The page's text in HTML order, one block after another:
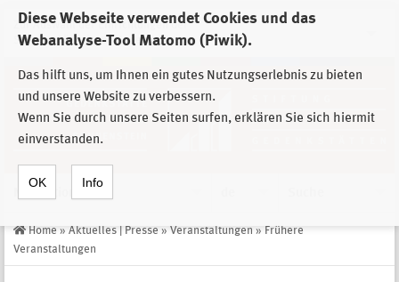
Diese Webseite verwendet Cookies und das
Webanalyse-Tool Matomo (Piwik).
Das hilft uns, um Ihnen ein gutes Nutzungserlebnis zu bieten
und unsere Website zu verbessern.
Wenn Sie durch unsere Seiten surfen, erklären Sie sich hiermit
einverstanden.
OK Info
Zur Auswahl der Einrichtungen der
Stiftung Sächsische Gedenkstätten
Home » Aktuelles | Presse » Veranstaltungen » Frühere
Veranstaltungen